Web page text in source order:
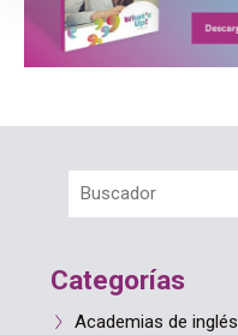
Categorías
Academias de inglés